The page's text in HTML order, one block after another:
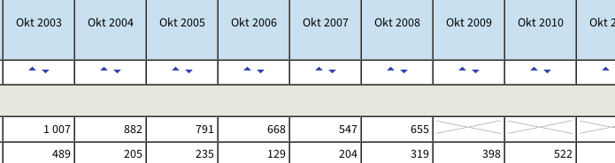
Okt 2003 Okt 2004 Okt 2005 Okt 2006 Okt 2007 Okt 2008 Okt 2009 Okt 2010 Okt
1 007 882 791 668 547
655
489 205 235 129 204 319 398
522